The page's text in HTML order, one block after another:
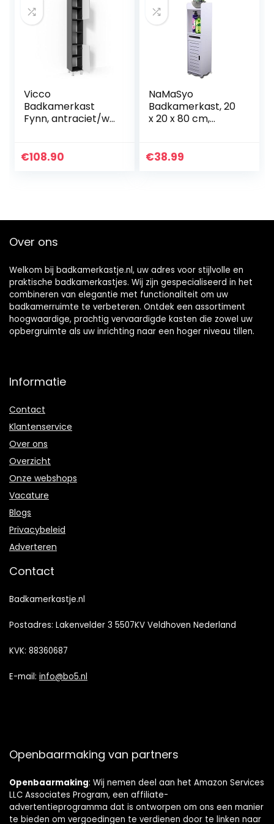
Vicco
Badkamerkast
Fynn, antraciet/wit
€108.90
NaMaSyo
Badkamerkast, 20
x 20 x 80 cm,
hoge kast,
€38.99
Over ons
Welkom bij badkamerkastje.nl, uw adres voor stijlvolle en
praktische badkamerkastjes. Wij zijn gespecialiseerd in het
combineren van elegantie met functionaliteit om uw
badkamerruimte te verbeteren. Ontdek een assortiment
hoogwaardige, prachtig vervaardigde kasten die zowel uw
opbergruimte als uw inrichting naar een hoger niveau tillen.
Informatie
Contact
Klantenservice
Over ons
Overzicht
Onze webshops
Vacature
Blogs
Privacybeleid
Adverteren
Contact
Badkamerkastje.nl
Postadres: Lakenvelder 3 5507KV Veldhoven Nederland
KVK: 88360687
E-mail: info@bo5.nl
Openbaarmaking van partners
Openbaarmaking: Wij nemen deel aan het Amazon Services
LLC Associates Program, een affiliate-
advertentieprogramma dat is ontworpen om ons een manier
te bieden om vergoedingen te verdienen door te linken naar